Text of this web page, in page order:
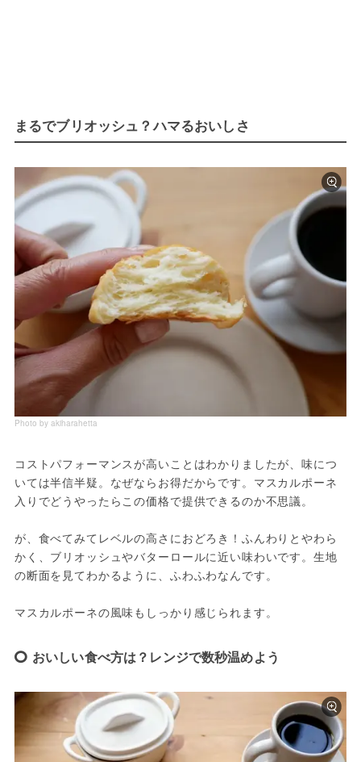
まるでブリオッシュ？ハマるおいしさ
Photo by akiharahetta
コストパフォーマンスが高いことはわかりましたが、味につ
いては半信半疑。なぜならお得だからです。マスカルポーネ
入りでどうやったらこの価格で提供できるのか不思議。
が、食べてみてレベルの高さにおどろき！ふんわりとやわら
かく、ブリオッシュやバターロールに近い味わいです。生地
の断面を見てわかるように、ふわふわなんです。
マスカルポーネの風味もしっかり感じられます。
おいしい食べ方は？レンジで数秒温めよう